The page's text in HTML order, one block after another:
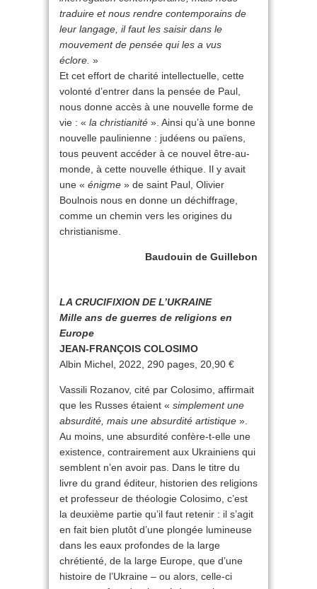
traduire et nous rendre contemporains de
leur langage, il faut les saisir dans le
mouvement de pensée qui les a vus
éclore. »
Et cet effort de charité intellectuelle, cette
volonté d’entrer dans la pensée de Paul,
nous donne accès à une nouvelle forme de
vie : « la christianité ». Ainsi qu’à une bonne
nouvelle paulinienne : judéens ou païens,
tous peuvent accéder à ce nouvel être-au-
monde, à cette nouvelle éthique. Il y avait
une « énigme » de saint Paul, Olivier
Boulnois nous en donne un déchiffrage,
comme un chemin vers les origines du
christianisme.
Baudouin de Guillebon
LA CRUCIFIXION DE L’UKRAINE
Mille ans de guerres de religions en
Europe
JEAN-FRANÇOIS COLOSIMO
Albin Michel, 2022, 290 pages, 20,90 €
Vassili Rozanov, cité par Colosimo, affirmait
que les Russes étaient « simplement une
absurdité, mais une absurdité artistique ».
Au moins, une absurdité confère-t-elle une
existence, contrairement aux Ukrainiens qui
semblent n’en avoir pas. Dans le titre du
livre du grand éditeur, historien des religions
et professeur de théologie Colosimo, c’est
la deuxième partie qu’il faut retenir : il s’agit
en fait bien plutôt d’une plongée lumineuse
dans les eaux profondes de la large
chrétienté, de la large Europe, que d’une
histoire de l’Ukraine – ou alors, celle-ci